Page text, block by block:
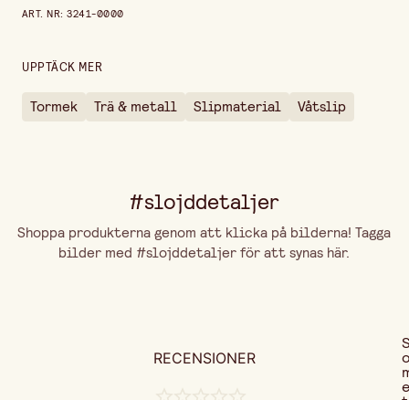
ART. NR:3241-0000
UPPTÄCK MER
Tormek Trä & metall Slipmaterial Våtslip
#slojddetaljer
Shoppa produkterna genom att klicka på bilderna! Tagga
bilder med #slojddetaljer för att synas här.
RECENSIONER
e